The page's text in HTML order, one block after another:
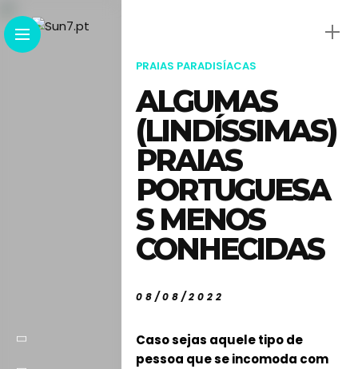
PRAIAS PARADISÍACAS
ALGUMAS
(LINDÍSSIMAS)
PRAIAS
PORTUGUESA
S MENOS
CONHECIDAS
08/08/2022
Caso sejas aquele tipo de
pessoa que se incomoda com